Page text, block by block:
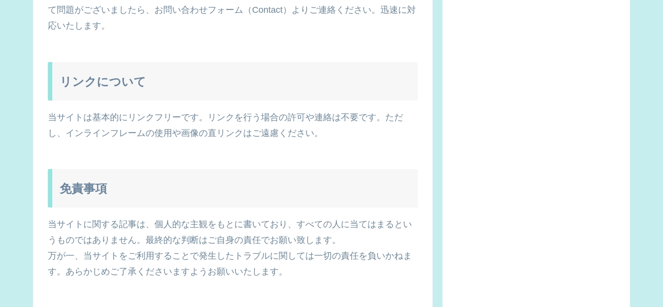
て問題がございましたら、お問い合わせフォーム（Contact）よりご連絡ください。迅速に対
応いたします。
リンクについて
当サイトは基本的にリンクフリーです。リンクを行う場合の許可や連絡は不要です。ただ
し、インラインフレームの使用や画像の直リンクはご遠慮ください。
免責事項
当サイトに関する記事は、個人的な主観をもとに書いており、すべての人に当てはまるとい
うものではありません。最終的な判断はご自身の責任でお願い致します。
万が一、当サイトをご利用することで発生したトラブルに関しては一切の責任を負いかねま
す。あらかじめご了承くださいますようお願いいたします。